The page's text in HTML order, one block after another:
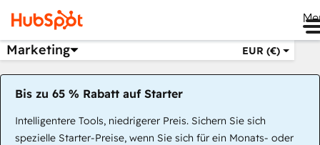
Marketing EUR (€)
Bis zu 65 % Rabatt auf Starter
Intelligentere Tools, niedrigerer Preis. Sichern Sie sich
spezielle Starter-Preise, wenn Sie sich für ein Monats- oder